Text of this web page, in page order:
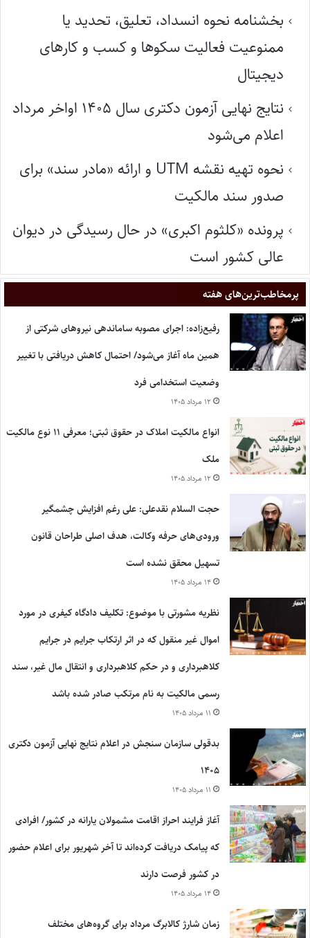
بخشنامه نحوه انسداد، تعلیق، تحدید یا
ممنوعیت فعالیت سکوها و کسب و کارهای
دیجیتال
نتایج نهایی آزمون دکتری سال ۱۴۰۵ اواخر مرداد
اعلام می‌شود
نحوه تهیه نقشه UTM و ارائه «مادر سند» برای
صدور سند مالکیت
پرونده «کلثوم اکبری» در حال رسیدگی در دیوان
عالی کشور است
پر‌مخاطب‌ترین‌های هفته
رفیع‌زاده: اجرای مصوبه ساماندهی نیروهای شرکتی از
همین ماه آغاز می‌شود/ احتمال کاهش دریافتی با تغییر
وضعیت استخدامی فرد
۱۲ مرداد ۱۴۰۵
انواع مالکیت املاک در حقوق ثبتی؛ معرفی ۱۱ نوع مالکیت
ملک
۱۲ مرداد ۱۴۰۵
حجت السلام نقدعلی: علی رغم افزایش چشمگیر
ورودی‌های حرفه وکالت، هدف اصلی طراحان قانون
تسهیل محقق نشده است
۱۴ مرداد ۱۴۰۵
نظریه مشورتی با موضوع: تکلیف دادگاه کیفری در مورد
اموال غیر منقول که در اثر ارتکاب جرایم در جرایم
کلاهبرداری و در حکم کلاهبرداری و انتقال مال غیر، سند
رسمی مالکیت به نام مرتکب صادر شده باشد
۱۱ مرداد ۱۴۰۵
بدقولی سازمان سنجش در اعلام نتایج نهایی آزمون دکتری
۱۴۰۵
۱۱ مرداد ۱۴۰۵
آغاز فرایند احراز اقامت مشمولان یارانه در کشور/ افرادی
که پیامک دریافت کرده‌اند تا آخر شهریور برای اعلام حضور
در کشور فرصت دارند
۱۴ مرداد ۱۴۰۵
زمان شارژ کالابرگ مرداد برای گروه‌های مختلف